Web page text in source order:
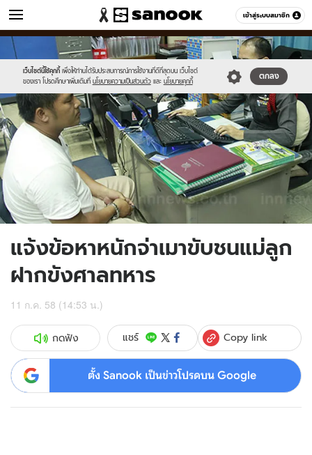
เข้าสู่ระบบสมาชิก
ข่าว หมวดอื่นๆ
เว็บไซต์นี้ใช้คุกกี้ เพื่อให้ท่านได้รับประสบการณ์การใช้งานที่ดีที่สุดบน เว็บไซต์
ของเรา โปรดศึกษาเพิ่มเติมที่ นโยบายความเป็นส่วนตัว และ นโยบายคุกกี้
ตกลง
Sanook
//s.isanook.com/sr/0/images/logo-
new-
sanook.png
600
60
//s.isanook.com/ns/0/ud/365/1828034/0.jpg
แจ้งข้อหาหนักจ่าเมาขับชนแม่ลูก
ฝากขังศาลทหาร
11 ก.ค. 58 (14:53 น.)
กดฟัง แชร์ Copy link
ตั้ง Sanook เป็นข่าวโปรดบน Google